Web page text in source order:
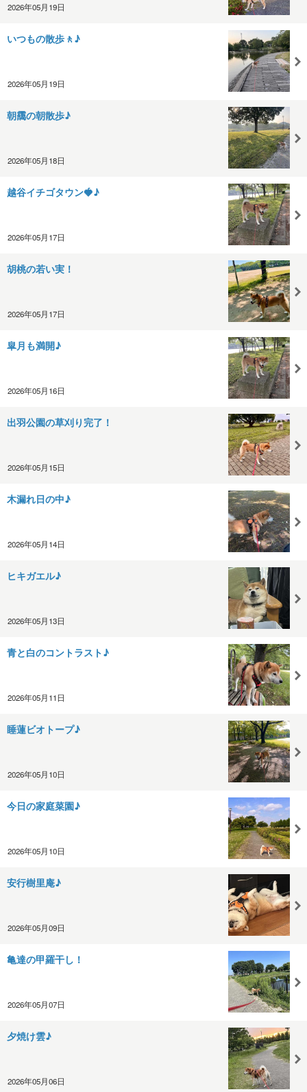
2026年05月19日
いつもの散歩🚶♪
2026年05月19日
朝靄の朝散歩♪
2026年05月18日
越谷イチゴタウン🍓♪
2026年05月17日
胡桃の若い実！
2026年05月17日
皐月も満開♪
2026年05月16日
出羽公園の草刈り完了！
2026年05月15日
木漏れ日の中♪
2026年05月14日
ヒキガエル♪
2026年05月13日
青と白のコントラスト♪
2026年05月11日
睡蓮ビオトープ♪
2026年05月10日
今日の家庭菜園♪
2026年05月10日
安行樹里庵♪
2026年05月09日
亀達の甲羅干し！
2026年05月07日
夕焼け雲♪
2026年05月06日